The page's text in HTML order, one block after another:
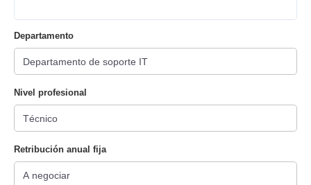
Departamento
Nivel profesional
Retribución anual fija